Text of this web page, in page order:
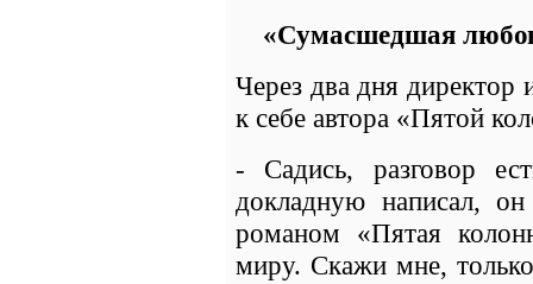
«Сумасшедшая
Через два дня директор
к себе автора «Пятой
- Садись, разговор
докладную написал,
романом «Пятая
миру. Скажи мне,